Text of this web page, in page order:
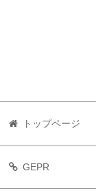
トップページ
GEPR